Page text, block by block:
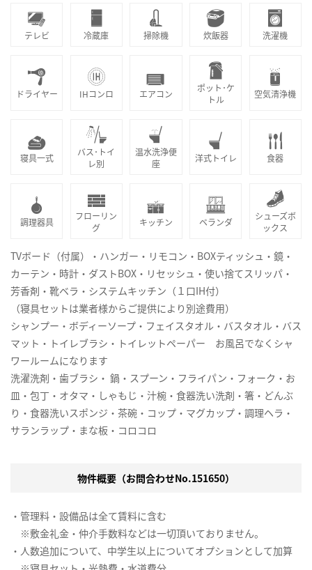
テレビ 冷蔵庫 掃除機 炊飯器 洗濯機
ドライヤー IHコンロ エアコン
ポット･ケ
トル
空気清浄機
寝具一式
バス･トイ
レ別
温水洗浄便
座
洋式トイレ 食器
調理器具
フローリン
グ
キッチン ベランダ
シューズボ
ックス
TVボード（付属）・ハンガー・リモコン・BOXティッシュ・鏡・
カーテン・時計・ダストBOX・リセッシュ・使い捨てスリッパ・
芳香剤・靴ベラ・システムキッチン（１口IH付）
（寝具セットは業者様からご提供により別途費用）
シャンプー・ボディーソープ・フェイスタオル・バスタオル・バス
マット・トイレブラシ・トイレットペーパー お風呂でなくシャ
ワールームになります
洗濯洗剤・歯ブラシ・ 鍋・スプーン・フライパン・フォーク・お
皿・包丁・オタマ・しゃもじ・汁椀・食器洗い洗剤・箸・どんぶ
り・食器洗いスポンジ・茶碗・コップ・マグカップ・調理ヘラ・
サランラップ・まな板・コロコロ
物件概要（お問合わせNo.151650）
・管理料・設備品は全て賃料に含む
※敷金礼金・仲介手数料などは一切頂いておりません。
・人数追加について、中学生以上についてオプションとして加算